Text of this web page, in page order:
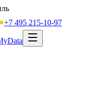
+7 495 215-10-97